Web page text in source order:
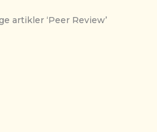
artikler ‘Peer Review’